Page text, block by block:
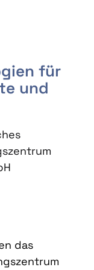
für
und
das